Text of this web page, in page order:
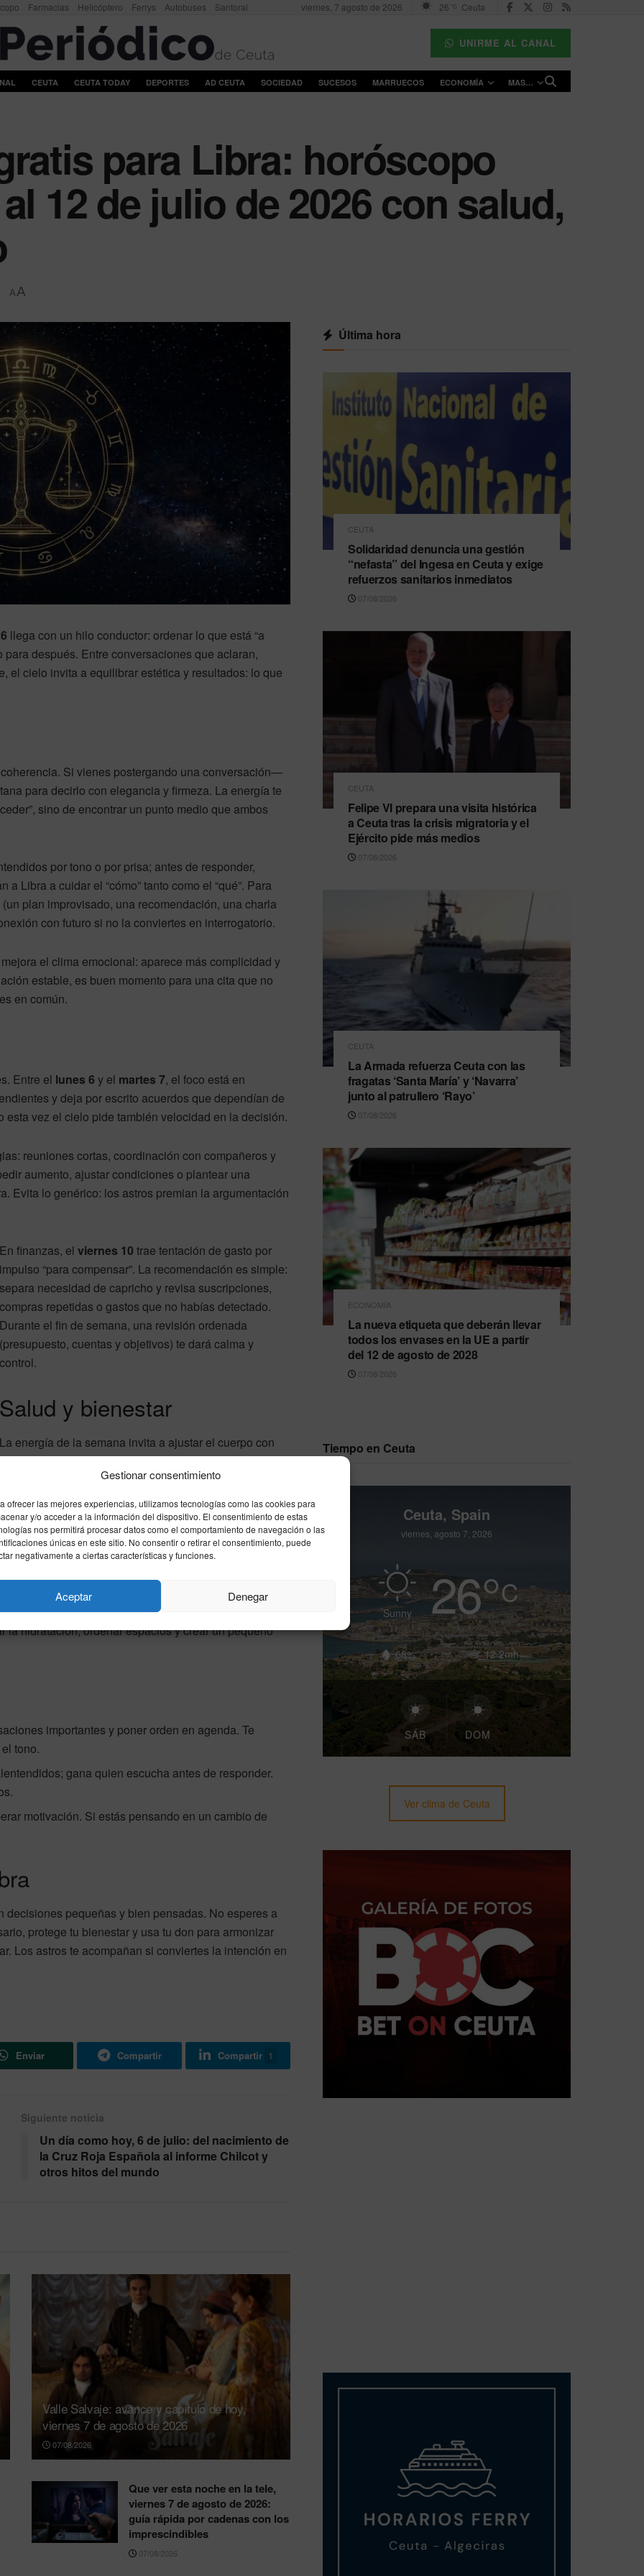
Gestionar consentimiento
ofrecer las mejores experiencias, utilizamos tecnologías como las cookies para
y/o acceder a la información del dispositivo. El consentimiento de estas
nos permitirá procesar datos como el comportamiento de navegación o las
únicas en este sitio. No consentir o retirar el consentimiento, puede
negativamente a ciertas características y funciones.
Aceptar Denegar
Farmacias Helicóptero Ferrys Autobuses Santoral viernes, 7 agosto de 2026 26 °C Ceuta
UNIRME AL CANAL
CEUTA CEUTA TODAY DEPORTES AD CEUTA SOCIEDAD SUCESOS MARRUECOS ECONOMÍA MAS…
para Libra: horóscopo
12 de julio de 2026 con salud,
AA
llega con un hilo conductor: ordenar lo que está “a
después. Entre conversaciones que aclaran,
el cielo invita a equilibrar estética y resultados: lo que
Si vienes postergando una conversación—
para decirlo con elegancia y firmeza. La energía te
sino de encontrar un punto medio que ambos
por tono o por prisa; antes de responder,
Libra a cuidar el “cómo” tanto como el “qué”. Para
plan improvisado, una recomendación, una charla
con futuro si no la conviertes en interrogatorio.
mejora el clima emocional: aparece más complicidad y
estable, es buen momento para una cita que no
en común.
Entre el lunes 6 y el martes 7, el foco está en
y deja por escrito acuerdos que dependían de
esta vez el cielo pide también velocidad en la decisión.
reuniones cortas, coordinación con compañeros y
aumento, ajustar condiciones o plantear una
Evita lo genérico: los astros premian la argumentación
En finanzas, el viernes 10 trae tentación de gasto por
impulso “para compensar”. La recomendación es simple:
separa necesidad de capricho y revisa suscripciones,
compras repetidas o gastos que no habías detectado.
Durante el fin de semana, una revisión ordenada
(presupuesto, cuentas y objetivos) te dará calma y
control.
Salud y bienestar
La energía de la semana invita a ajustar el cuerpo con
suavidad pero constancia. Elmiércoles 8y eljueves 9
pueden señalarte acumulación de tensión por postura o
por estrés mental: un cambio de rutina (estiramientos,
caminata consciente, respiración) se nota más de lo que
crees.
menos pantallas antes de dormir y más movimiento
ligero. Libra responde especialmente bien a lo que
hidratación, ordenar espacios y crear un pequeño
importantes y poner orden en agenda. Te
tono.
gana quien escucha antes de responder.
motivación. Si estás pensando en un cambio de
pequeñas y bien pensadas. No esperes a
protege tu bienestar y usa tu don para armonizar
Los astros te acompañan si conviertes la intención en
Enviar Compartir Compartir 1
Siguiente noticia
Un día como hoy, 6 de julio: del nacimiento de
la Cruz Roja Española al informe Chilcot y
otros hitos del mundo
Valle Salvaje: avance y capítulo de hoy,
viernes 7 de agosto de 2026
07/08/2026
Que ver esta noche en la tele,
viernes 7 de agosto de 2026:
guía rápida por cadenas con los
imprescindibles
07/08/2026
Última hora
CEUTA
Solidaridad denuncia una gestión
“nefasta” del Ingesa en Ceuta y exige
refuerzos sanitarios inmediatos
07/08/2026
CEUTA
Felipe VI prepara una visita histórica
a Ceuta tras la crisis migratoria y el
Ejército pide más medios
07/08/2026
CEUTA
La Armada refuerza Ceuta con las
fragatas ‘Santa María’ y ‘Navarra’
junto al patrullero ‘Rayo’
07/08/2026
ECONOMÍA
La nueva etiqueta que deberán llevar
todos los envases en la UE a partir
del 12 de agosto de 2028
07/08/2026
Tiempo en Ceuta
Ceuta, Spain
viernes, agosto 7, 2026
Sunny 26°C
68% 12.2mh
SÁB DOM
Ver clima de Ceuta